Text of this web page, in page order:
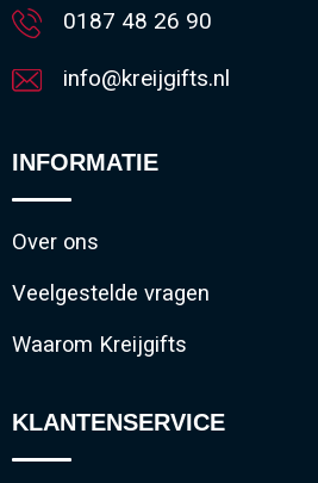
0187 48 26 90
info@kreijgifts.nl
INFORMATIE
Over ons
Veelgestelde vragen
Waarom Kreijgifts
KLANTENSERVICE